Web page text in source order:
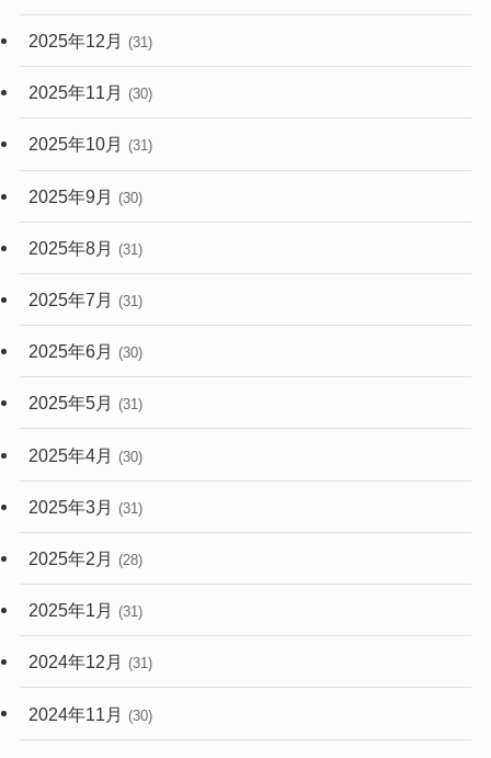
2025年12月 (31)
2025年11月 (30)
2025年10月 (31)
2025年9月 (30)
2025年8月 (31)
2025年7月 (31)
2025年6月 (30)
2025年5月 (31)
2025年4月 (30)
2025年3月 (31)
2025年2月 (28)
2025年1月 (31)
2024年12月 (31)
2024年11月 (30)